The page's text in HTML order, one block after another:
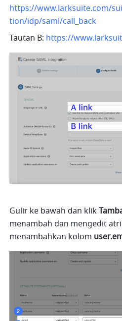
https://www.larksuite.com/
tion/idp/saml/call_back
Tautan B: https://
Gulir ke bawah dan klik
menambah dan mengedit
menambahkan kolom